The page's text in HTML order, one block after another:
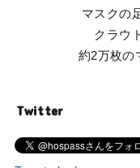
マスクの
クラウ
約2万枚の
Twitter